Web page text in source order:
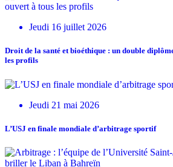
Jeudi 16 juillet 2026
Droit de la santé et bioéthique : un double
les profils
Jeudi 21 mai 2026
L’USJ en finale mondiale d’arbitrage sportif